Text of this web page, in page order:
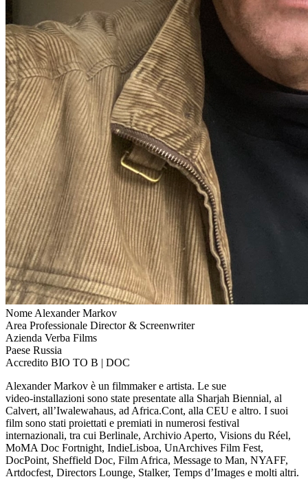
Nome Alexander Markov
Area Professionale Director & Screenwriter
Azienda Verba Films
Paese Russia
Accredito BIO TO B | DOC
Alexander Markov è un filmmaker e artista. Le sue
video‑installazioni sono state presentate alla Sharjah Biennial, al
Calvert, all’Iwalewahaus, ad Africa.Cont, alla CEU e altro. I suoi
film sono stati proiettati e premiati in numerosi festival
internazionali, tra cui Berlinale, Archivio Aperto, Visions du Réel,
MoMA Doc Fortnight, IndieLisboa, UnArchives Film Fest,
DocPoint, Sheffield Doc, Film Africa, Message to Man, NYAFF,
Artdocfest, Directors Lounge, Stalker, Temps d’Images e molti altri.